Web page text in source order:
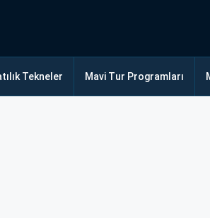
Tekneler Mavi Tur Programları